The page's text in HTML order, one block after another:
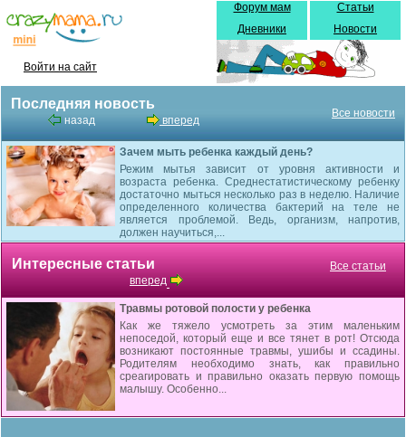
Войти на сайт
Форум мам
Дневники
Статьи
Новости
Последняя новость
назад вперед
Все новости
Зачем мыть ребенка каждый день?
Режим мытья зависит от уровня активности и
возраста ребенка. Среднестатистическому ребенку
достаточно мыться несколько раз в неделю. Наличие
определенного количества бактерий на теле не
является проблемой. Ведь, организм, напротив,
должен научиться,...
Интересные статьи
вперед
Все статьи
Травмы ротовой полости у ребенка
Как же тяжело усмотреть за этим маленьким
непоседой, который еще и все тянет в рот! Отсюда
возникают постоянные травмы, ушибы и ссадины.
Родителям необходимо знать, как правильно
среагировать и правильно оказать первую помощь
малышу. Особенно...